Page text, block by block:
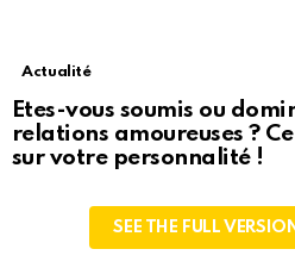
Actualité
Etes-vous soumis ou
relations amoureuses ?
sur votre personnalité !
SEE THE FULL